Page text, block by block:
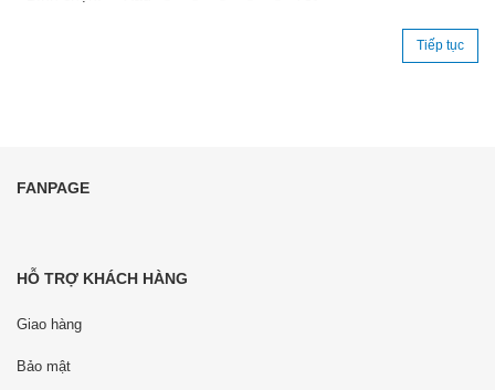
Tiếp tục
FANPAGE
HỖ TRỢ KHÁCH HÀNG
Giao hàng
Bảo mật